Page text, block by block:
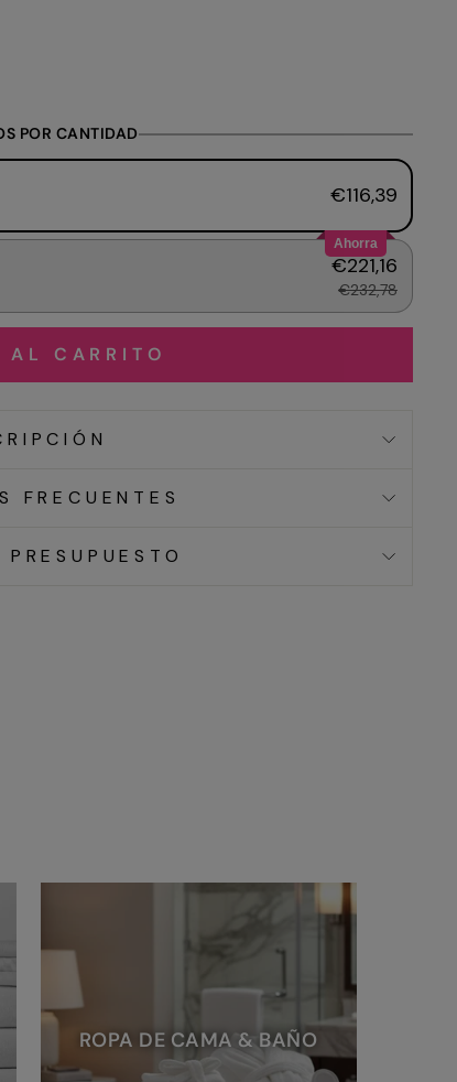
POR CANTIDAD
€116,39
Ahorra
€221,16
€232,78
AL CARRITO
FRECUENTES
ROPA DE CAMA & BAÑO